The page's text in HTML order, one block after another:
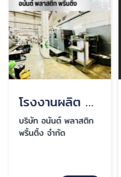
โรงงานผลิต สินค้าพรีเมี่ยม สมุทรปราการ
บริษัท อนันต์ พลาสติก
พริ้นติ้ง จำกัด